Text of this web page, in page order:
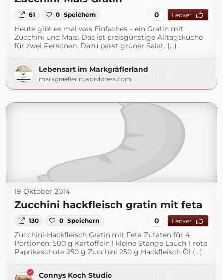
61 0 Speichern 0 Lecker
Heute gibt es mal was Einfaches – ein Gratin mit
Zucchini und Mais. Das ist preisgünstige Alltagsküche
für zwei Personen. Dazu passt grüner Salat. (...)
Lebensart im Markgräflerland
markgraeflerin.wordpress.com
19 Oktober 2014
Zucchini hackfleisch gratin mit feta
130 0 Speichern 0 Lecker
Zucchini-Hackfleisch Gratin mit Feta Zutaten für 4
Portionen: 500 g Kartoffeln 1 kleine Stange Lauch 1 rote
Paprikaschote 250 g Zucchini 250 g Hackfleisch Öl (...)
Connys Koch Studio